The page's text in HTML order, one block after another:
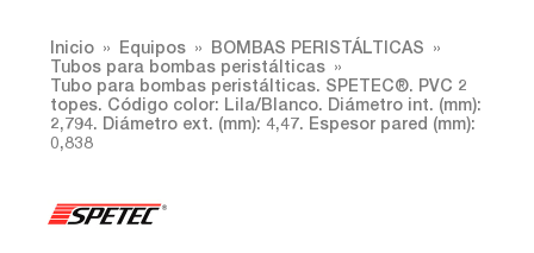
Inicio Equipos
BOMBAS PERISTÁLTICAS
Tubos para bombas peristálticas
Tubo para bombas peristálticas. SPETEC®. PVC 2
topes. Código color: Lila/Blanco. Diámetro int. (mm):
2,794. Diámetro ext. (mm): 4,47. Espesor pared (mm):
0,838